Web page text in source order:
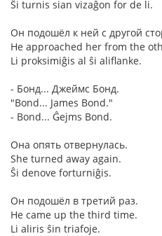
Ŝi turnis sian vizaĝon for de li.
Он подошёл к ней с другой
He approached her from the
Li proksimiĝis al ŝi aliflanke.
- Бонд... Джеймс Бонд.
"Bond... James Bond."
- Bond... Ĝejms Bond.
Она опять отвернулась.
She turned away again.
Ŝi denove forturniĝis.
Он подошёл в третий раз.
He came up the third time.
Li aliris ŝin triafoje.